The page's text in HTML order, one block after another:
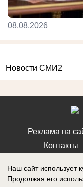
08.08.2026
Новости СМИ2
Реклама на
Контакты
Наш сайт использует
Продолжая его